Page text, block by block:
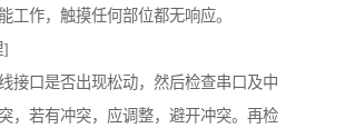
工作，触摸任何部位都无响应。
]
接口是否出现松动，然后检查串口及中
，若有冲突，应调整，避开冲突。再检